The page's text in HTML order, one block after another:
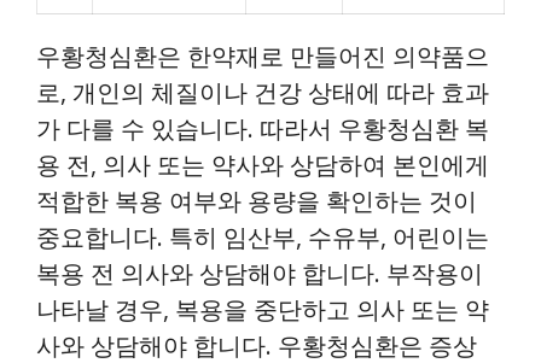
우황청심환은 한약재로 만들어진 의약품으
로, 개인의 체질이나 건강 상태에 따라 효과
가 다를 수 있습니다. 따라서 우황청심환 복
용 전, 의사 또는 약사와 상담하여 본인에게
적합한 복용 여부와 용량을 확인하는 것이
중요합니다. 특히 임산부, 수유부, 어린이는
복용 전 의사와 상담해야 합니다. 부작용이
나타날 경우, 복용을 중단하고 의사 또는 약
사와 상담해야 합니다. 우황청심환은 증상